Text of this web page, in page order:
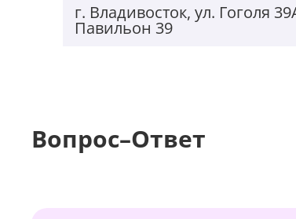
г. Владивосток, ул. Гоголя
Павильон 39
Вопрос–Ответ